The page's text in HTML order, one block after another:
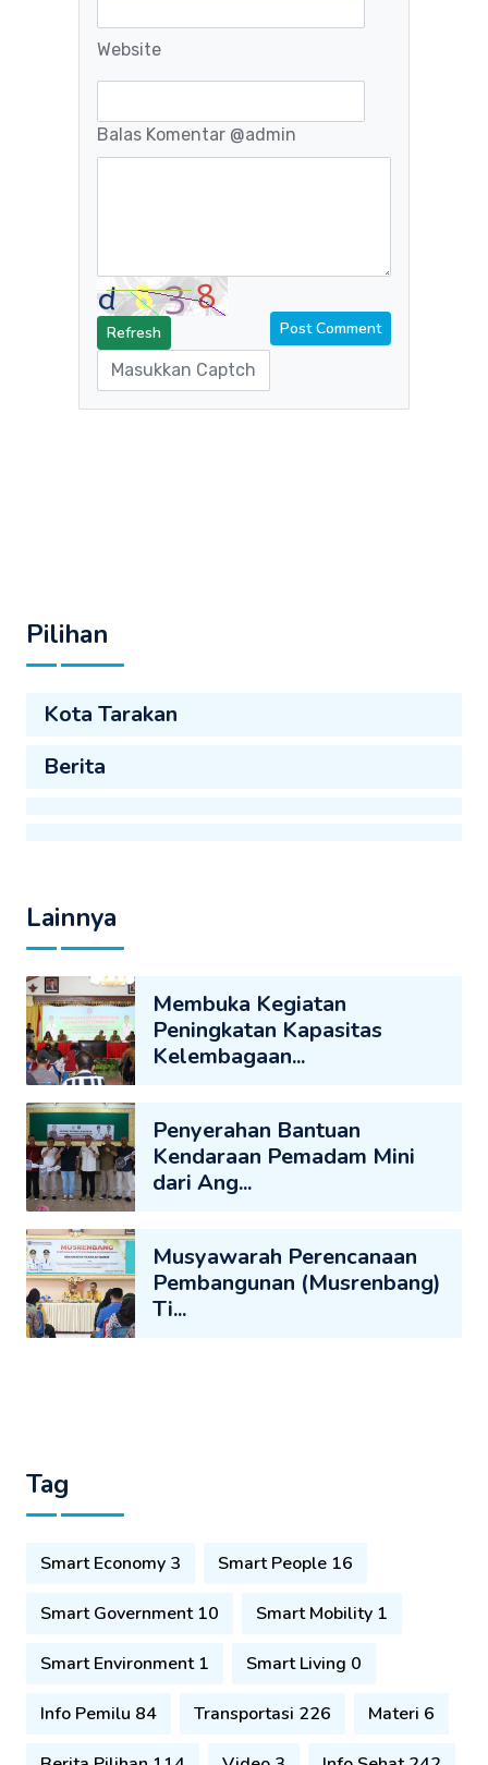
Website
Balas Komentar @admin
Refresh
Pilihan
Kota Tarakan
Berita
Lainnya
Membuka Kegiatan
Peningkatan Kapasitas
Kelembagaan...
Penyerahan Bantuan
Kendaraan Pemadam Mini
dari Ang...
Musyawarah Perencanaan
Pembangunan (Musrenbang)
Ti...
Tag
Smart Economy 3 Smart People 16
Smart Government 10 Smart Mobility 1
Smart Environment 1 Smart Living 0
Info Pemilu 84 Transportasi 226 Materi 6